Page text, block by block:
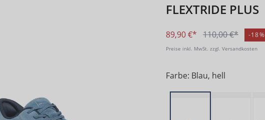
FLEXTRIDE PLUS
89,90 €* 110,00 €* -18%
Preise inkl. MwSt. zzgl. Versandkosten
Farbe: Blau, hell